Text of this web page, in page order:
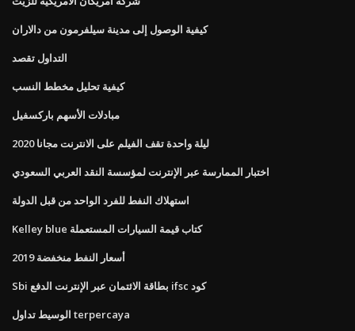
كيفية الوصول إلى مدينة سيلفرمون من دالاران
التداول تقصد
كيفية تحليل مخطط النسب
مبادلات الأسهم باركسفيل
ليلة واحدة تقف الفيلم على الانترنت مجانا 2020
اختبار الممارسة عبر الإنترنت لمؤسسة النقد العربي السعودي
استهلاك النفط للفرد الواحد من قبل الدولة
Kelley blue كتاب قيمة السيارات المستعملة
أسعار النفط منخفضة 2019
Sbi بطاقة الائتمان عبر الإنترنت الدفع ifsc كود
الوسيط تداول terpercaya